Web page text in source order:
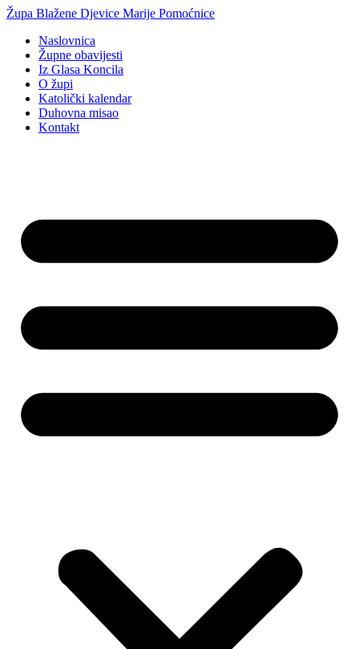
Idi
sadržaj
Župa Blažene Djevice Marije Pomoćnice
Naslovnica
Župne obavijesti
Iz Glasa Koncila
O župi
Katolički kalendar
Duhovna misao
Kontakt